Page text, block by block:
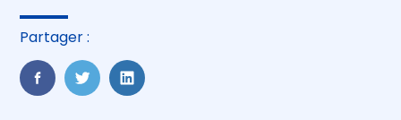
Partager :
FaceBook
TwitterLinkedIn